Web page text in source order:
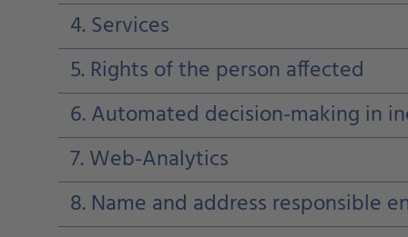
4. Services
5. Rights of the person affected
6. Automated decision-making in
7. Web-Analytics
8. Name and address responsible